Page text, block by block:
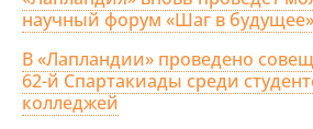
научный форум «Шаг в будущее»
В «Лапландии» проведено
62-й Спартакиады среди
колледжей